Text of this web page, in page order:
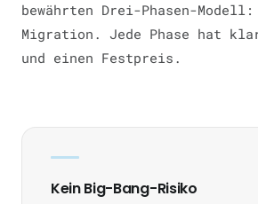
bewährten Drei-Phasen-
Migration. Jede Phase hat
und einen Festpreis.
Kein Big-Bang-Risiko